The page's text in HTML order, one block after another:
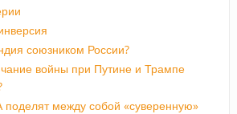
союзником России?
войны при Путине и Трампе
между собой «суверенную»